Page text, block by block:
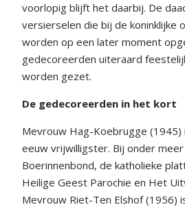
voorlopig blijft het daarbij. De
versierselen die bij de koninklijke
worden op een later moment
gedecoreerden uiteraard
worden gezet.
De gedecoreerden in het kort
Mevrouw Hag-Koebrugge (1945)
eeuw vrijwilligster. Bij onder
Boerinnenbond, de katholieke
Heilige Geest Parochie en Het
Mevrouw Riet-Ten Elshof (1956)